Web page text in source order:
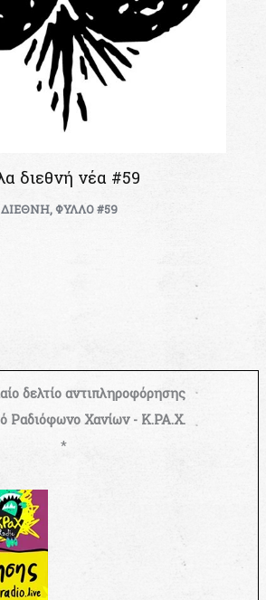
διεθνή νέα #59
,ΦΥΛΛΟ #59
δελτίο αντιπληροφόρησης
Ραδιόφωνο Χανίων - Κ.ΡΑ.Χ.
*